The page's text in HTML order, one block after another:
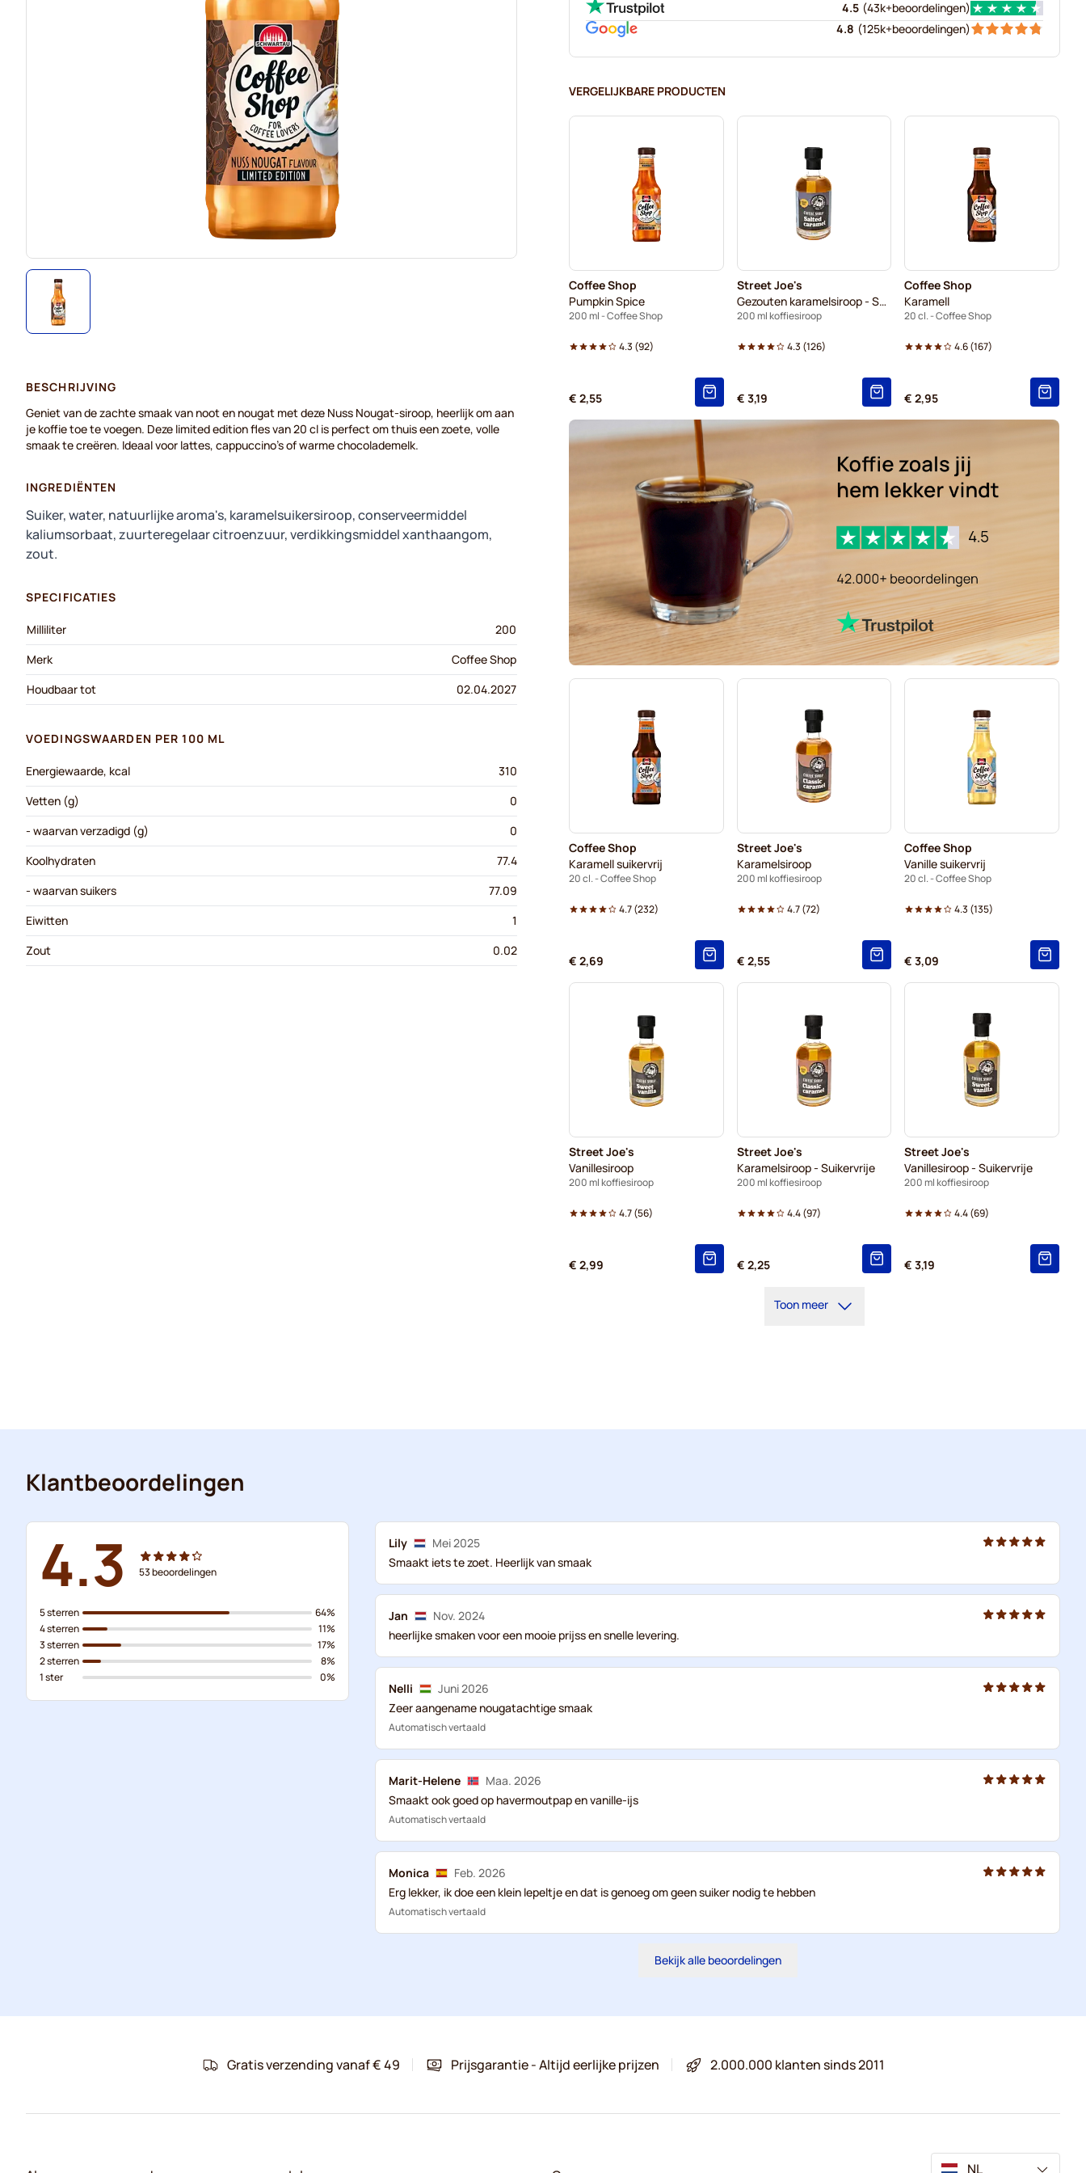
4.5 (43k+beoordelingen)
4.8 (125k+beoordelingen)
VERGELIJKBARE PRODUCTEN
Coffee Shop
Pumpkin Spice
200 ml - Coffee Shop
4.3 (92)
€ 2,55
Street Joe's
Gezouten karamelsiroop - Suikervrije
200 ml koffiesiroop
4.3 (126)
€ 3,19
Coffee Shop
Karamell
20 cl. - Coffee Shop
4.6(167)
€ 2,95
Coffee Shop
Karamell suikervrij
20 cl. - Coffee Shop
4.7(232)
€ 2,69
Street Joe's
Karamelsiroop
200 ml koffiesiroop
4.7(72)
€ 2,55
Coffee Shop
Vanille suikervrij
20 cl. - Coffee Shop
4.3 (135)
€ 3,09
Street Joe's
Vanillesiroop
200 ml koffiesiroop
4.7(56)
€ 2,99
Street Joe's
Karamelsiroop - Suikervrije
200 ml koffiesiroop
4.4(97)
€ 2,25
Street Joe's
Vanillesiroop - Suikervrije
200 ml koffiesiroop
4.4(69)
€ 3,19
Toon meer
BESCHRIJVING
Geniet van de zachte smaak van noot en nougat met deze Nuss Nougat-siroop, heerlijk om aan
je koffie toe te voegen. Deze limited edition fles van 20 cl is perfect om thuis een zoete, volle
smaak te creëren. Ideaal voor lattes, cappuccino's of warme chocolademelk.
INGREDIËNTEN
Suiker, water, natuurlijke aroma's, karamelsuikersiroop, conserveermiddel
kaliumsorbaat, zuurteregelaar citroenzuur, verdikkingsmiddel xanthaangom,
zout.
SPECIFICATIES
Milliliter
200
Merk
Coffee Shop
Houdbaar tot
02.04.2027
VOEDINGSWAARDEN PER 100 ML
Energiewaarde, kcal
310
Vetten (g)
0
- waarvan verzadigd (g)
0
Koolhydraten
77.4
- waarvan suikers
77.09
Eiwitten
1
Zout
0.02
Klantbeoordelingen
4.3 53beoordelingen
5 sterren
4 sterren
3 sterren
2 sterren
1 ster
64%
11%
17%
8%
0%
Lily
Mei 2025
Smaakt iets te zoet. Heerlijk van smaak
Jan
Nov. 2024
heerlijke smaken voor een mooie prijss en snelle levering.
Nelli
Juni 2026
Zeer aangename nougatachtige smaak
Automatisch vertaald
Marit-Helene
Maa. 2026
Smaakt ook goed op havermoutpap en vanille-ijs
Automatisch vertaald
Monica
Feb. 2026
Erg lekker, ik doe een klein lepeltje en dat is genoeg om geen suiker nodig te hebben
Automatisch vertaald
Bekijk alle beoordelingen
Gratis verzending vanaf € 49 Prijsgarantie - Altijd eerlijke prijzen 2.000.000 klanten sinds 2011
NL